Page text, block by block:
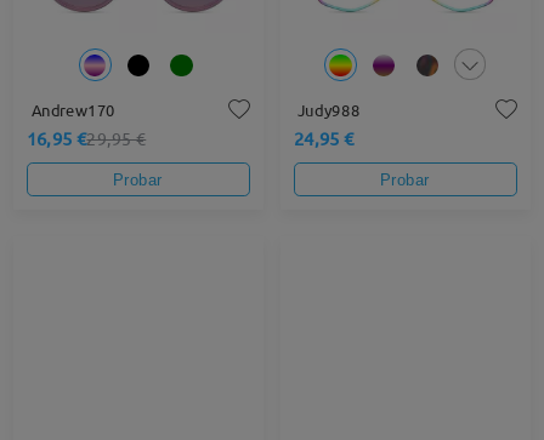
Andrew170
16,95 €29,95 €
Probar
Judy988
24,95 €
Probar